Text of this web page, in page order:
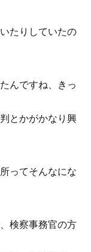
たりしていたの
んですね、きっ
とかがかなり興
ってそんなにな
検察事務官の方